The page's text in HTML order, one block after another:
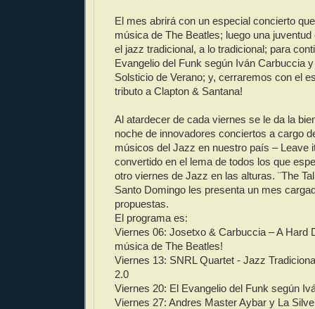
El mes abrirá con un especial concierto
música de The Beatles; luego una
el jazz tradicional, a lo tradicional; para
Evangelio del Funk según Iván Carbuccia
Solsticio de Verano; y, cerraremos con el
tributo a Clapton & Santana!
Al atardecer de cada viernes se le da la
noche de innovadores conciertos a cargo
músicos del Jazz en nuestro país – Leave
convertido en el lema de todos los que
otro viernes de Jazz en las alturas. ¨The
Santo Domingo les presenta un mes
propuestas.
El programa es:
Viernes 06: Josetxo & Carbuccia – A Hard
música de The Beatles!
Viernes 13: SNRL Quartet - Jazz
2.0
Viernes 20: El Evangelio del Funk según
Viernes 27: Andres Master Aybar y La